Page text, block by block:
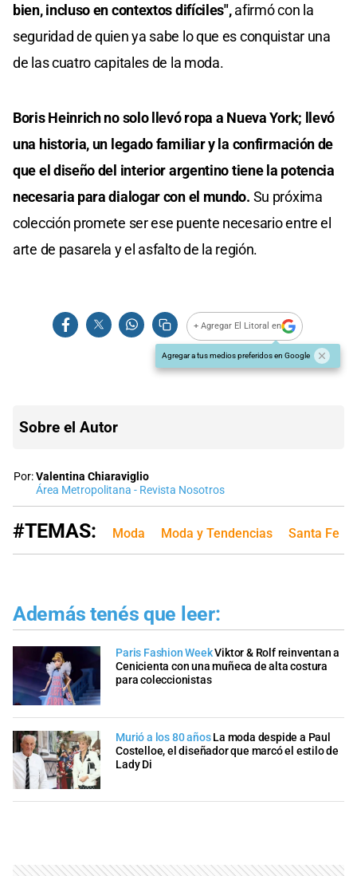
bien, incluso en contextos difíciles",afirmó con la
seguridad de quien ya sabe lo que es conquistar una
de las cuatro capitales de la moda.
Boris Heinrich no solo llevó ropa a Nueva York; llevó
una historia, un legado familiar y la confirmación de
que el diseño del interior argentino tiene la potencia
necesaria para dialogar con el mundo. Su próxima
colección promete ser ese puente necesario entre el
arte de pasarela y el asfalto de la región.
+ Agregar El Litoral en
Agregar a tus medios preferidos en Google
Sobre el Autor
Por:Valentina Chiaraviglio
Área Metropolitana - Revista Nosotros
#TEMAS: Moda Moda y Tendencias Santa Fe
Además tenés que leer:
Paris Fashion WeekViktor & Rolf reinventan a
Cenicienta con una muñeca de alta costura
para coleccionistas
Murió a los 80 años La moda despide a Paul
Costelloe, el diseñador que marcó el estilo de
Lady Di